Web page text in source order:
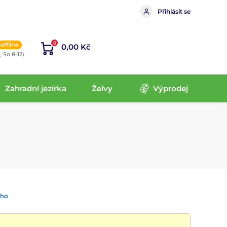
Přihlásit se
offline
So 8-12)
0 0,00 Kč
Zahradní jezírka Želvy Výprodej